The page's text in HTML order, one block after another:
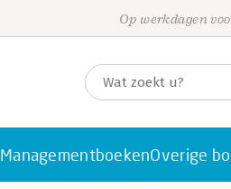
Op werkdagen
ManagementboekenOverige